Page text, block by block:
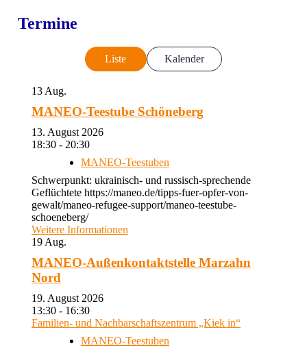
Termine
Liste Kalender
13 Aug.
MANEO-Teestube Schöneberg
13. August 2026
18:30 - 20:30
MANEO-Teestuben
Schwerpunkt: ukrainisch- und russisch-sprechende
Geflüchtete https://maneo.de/tipps-fuer-opfer-von-
gewalt/maneo-refugee-support/maneo-teestube-
schoeneberg/
Weitere Informationen
19 Aug.
MANEO-Außenkontaktstelle Marzahn
Nord
19. August 2026
13:30 - 16:30
Familien- und Nachbarschaftszentrum „Kiek in“
MANEO-Teestuben